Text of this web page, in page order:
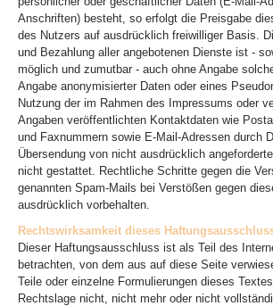
Anschriften) besteht, so erfolgt die Preisgabe
des Nutzers auf ausdrücklich freiwilliger Basis.
und Bezahlung aller angebotenen Dienste ist -
möglich und zumutbar - auch ohne Angabe
Angabe anonymisierter Daten oder eines
Nutzung der im Rahmen des Impressums oder
Angaben veröffentlichten Kontaktdaten wie
und Faxnummern sowie E-Mail-Adressen durch
Übersendung von nicht ausdrücklich
nicht gestattet. Rechtliche Schritte gegen die
genannten Spam-Mails bei Verstößen gegen
ausdrücklich vorbehalten.
Rechtswirksamkeit dieses
Dieser Haftungsausschluss ist als Teil des
betrachten, von dem aus auf diese Seite
Teile oder einzelne Formulierungen dieses
Rechtslage nicht, nicht mehr oder nicht